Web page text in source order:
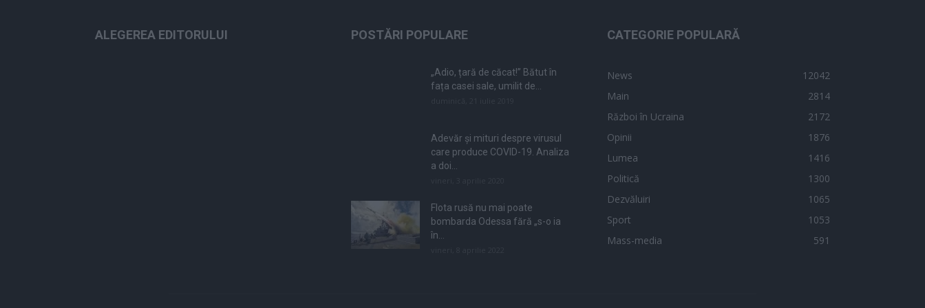
ALEGEREA EDITORULUI POSTĂRI POPULARE
„Adio, țară de căcat!” Bătut în
fața casei sale, umilit de...
Adevăr și mituri despre virusul
care produce COVID-19. Analiza
a doi...
Flota rusă nu mai poate
bombarda Odessa fără „s-o ia
în...
CATEGORIE POPULARĂ
News
12042
Main
2814
Război în Ucraina
2172
Opinii
1876
Lumea
1416
Politică
1300
Dezvăluiri
1065
Sport
1053
Mass-media
591